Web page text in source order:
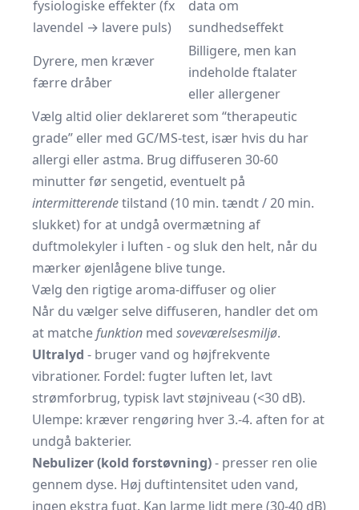
fysiologiske effekter (fx
lavendel → lavere puls)
data om
sundhedseffekt
Dyrere, men kræver
færre dråber
Billigere, men kan
indeholde ftalater
eller allergener
Vælg altid olier deklareret som “therapeutic
grade” eller med GC/MS-test, især hvis du har
allergi eller astma. Brug diffuseren 30-60
minutter før sengetid, eventuelt på
intermitterendetilstand (10 min. tændt / 20 min.
slukket) for at undgå overmætning af
duftmolekyler i luften - og sluk den helt, når du
mærker øjenlågene blive tunge.
Vælg den rigtige aroma-diffuser og olier
Når du vælger selve diffuseren, handler det om
at matchefunktion med soveværelsesmiljø.
Ultralyd - bruger vand og højfrekvente
vibrationer. Fordel: fugter luften let, lavt
strømforbrug, typisk lavt støjniveau (<30 dB).
Ulempe: kræver rengøring hver 3.-4. aften for at
undgå bakterier.
Nebulizer (kold forstøvning)- presser ren olie
gennem dyse. Høj duftintensitet uden vand,
ingen ekstra fugt. Kan larme lidt mere (30-40 dB)